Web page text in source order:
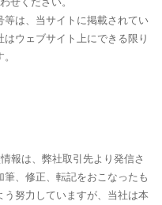
は、当サイトに掲載されてい
ウェブサイト上にできる限り
報は、弊社取引先より発信さ
、修正、転記をおこなったも
努力していますが、当社は本